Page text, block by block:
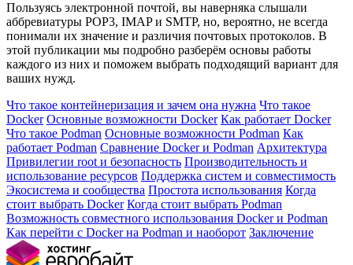
Пользуясь электронной почтой, вы наверняка слышали
аббревиатуры POP3, IMAP и SMTP, но, вероятно, не всегда
понимали их значение и различия почтовых протоколов. В
этой публикации мы подробно разберём основы работы
каждого из них и поможем выбрать подходящий вариант для
ваших нужд.
Что такое контейнеризация и зачем она нужна Что такое
Docker Основные возможности Docker Как работает Docker
Что такое Podman Основные возможности Podman Как
работает Podman Сравнение Docker и Podman Архитектура
Привилегии root и безопасность Производительность и
использование ресурсов Поддержка систем и совместимость
Экосистема и сообщества Простота использования Когда
стоит выбрать Docker Когда стоит выбрать Podman
Возможность совместного использования Docker и Podman
Как перейти с Docker на Podman и наоборот Заключение